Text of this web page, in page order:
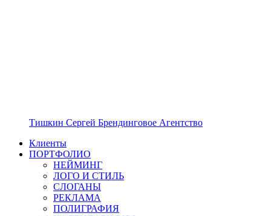
Тишкин Сергей Брендинговое Агентство
Клиенты
ПОРТФОЛИО
НЕЙМИНГ
ЛОГО И СТИЛЬ
СЛОГАНЫ
РЕКЛАМА
ПОЛИГРАФИЯ